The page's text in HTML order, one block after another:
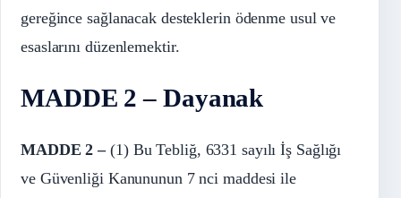
gereğince sağlanacak desteklerin ödenme usul ve
esaslarını düzenlemektir.
MADDE 2 – Dayanak
MADDE 2 – (1) Bu Tebliğ, 6331 sayılı İş Sağlığı
ve Güvenliği Kanununun 7 nci maddesi ile